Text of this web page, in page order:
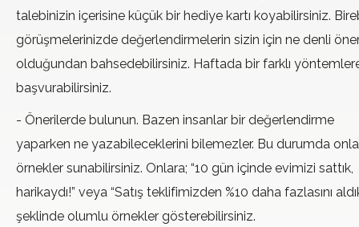
talebinizin içerisine küçük bir hediye kartı koyabilirsiniz.
görüşmelerinizde değerlendirmelerin sizin için ne denli
olduğundan bahsedebilirsiniz. Haftada bir farklı
başvurabilirsiniz.
- Önerilerde bulunun. Bazen insanlar bir değerlendirme
yaparken ne yazabileceklerini bilemezler. Bu durumda
örnekler sunabilirsiniz. Onlara; “10 gün içinde evimizi sattık,
harikaydı!” veya “Satış teklifimizden %10 daha fazlasını
şeklinde olumlu örnekler gösterebilirsiniz.